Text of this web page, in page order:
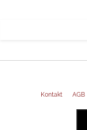
Kontakt AGB